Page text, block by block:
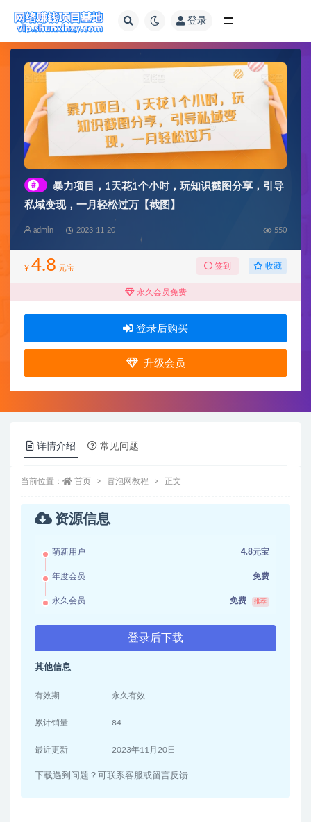
登录
#
暴力项目，1天花1个小时，玩知识截图分享，引导
私域变现，一月轻松过万【截图】
admin 2023-11-20 550
¥ 4.8 元宝 签到 收藏
永久会员免费
登录后购买
升级会员
详情介绍 常见问题
当前位置： 首页 冒泡网教程 正文
资源信息
萌新用户 4.8元宝
年度会员 免费
永久会员 免费 推荐
登录后下载
其他信息
有效期 永久有效
累计销量 84
最近更新 2023年11月20日
下载遇到问题？可联系客服或留言反馈